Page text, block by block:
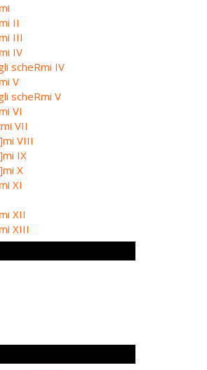
II
III
IV
scheRmi IV
V
scheRmi V
VI
VII
VIII
IX
X
XI
XII
XIII